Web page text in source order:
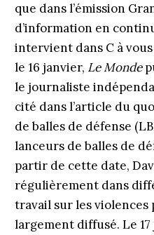
que dans l’émission
d’information en
intervient dans C à
le 16 janvier, Le Monde
le journaliste
cité dans l’article du
de balles de défense
lanceurs de balles de
partir de cette date,
régulièrement dans
travail sur les violences
largement diffusé. Le